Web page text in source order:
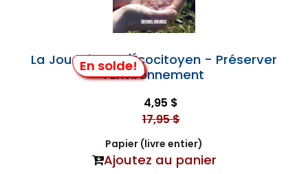
En solde!
La Journée de l'Écocitoyen - Préserver
l'Environnement
4,95 $
17,95 $
Papier (livre entier)
Ajoutez au panier